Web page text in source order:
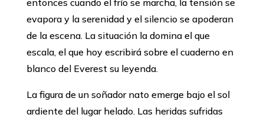
entonces cuando el frío se marcha, la tensión se
evapora y la serenidad y el silencio se apoderan
de la escena. La situación la domina el que
escala, el que hoy escribirá sobre el cuaderno en
blanco del Everest su leyenda.
La figura de un soñador nato emerge bajo el sol
ardiente del lugar helado. Las heridas sufridas